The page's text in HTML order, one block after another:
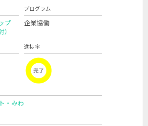
プ
プログラム
企業協働
進捗率
完了
・みわ